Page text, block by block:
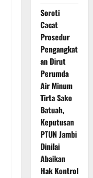
Soroti
Cacat
Prosedur
Pengangkat
an Dirut
Perumda
Air Minum
Tirta Sako
Batuah,
Keputusan
PTUN Jambi
Dinilai
Abaikan
Hak Kontrol